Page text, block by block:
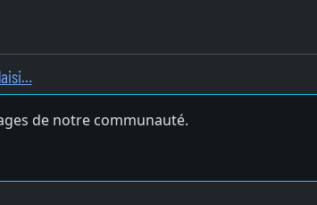
de notre communauté.